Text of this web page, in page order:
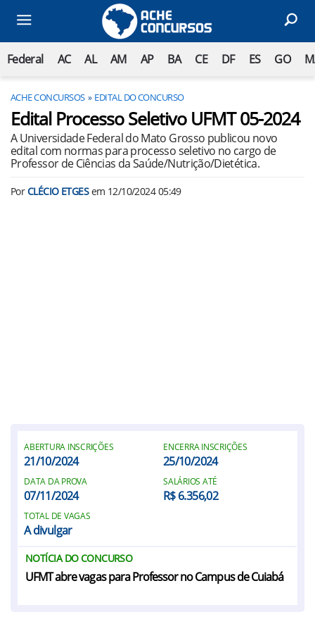
Federal AC AL AM AP BA CE DF ES GO
ACHE CONCURSOS EDITAL DO CONCURSO
Edital Processo Seletivo UFMT 05-2024
A Universidade Federal do Mato Grosso publicou novo
edital com normas para processo seletivo no cargo de
Professor de Ciências da Saúde/Nutrição/Dietética.
PorCLÉCIO ETGESem 12/10/2024 05:49
ABERTURA INSCRIÇÕES
21/10/2024
ENCERRA INSCRIÇÕES
25/10/2024
DATA DA PROVA
07/11/2024
SALÁRIOS ATÉ
R$ 6.356,02
TOTAL DE VAGAS
A divulgar
NOTÍCIA DO CONCURSO
UFMT abre vagas para Professor no Campus de Cuiabá